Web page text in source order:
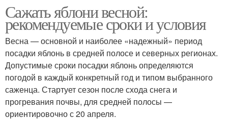
Сажать яблони весной:
рекомендуемые сроки и условия
Весна — основной и наиболее «надежный» период
посадки яблонь в средней полосе и северных регионах.
Допустимые сроки посадки яблонь определяются
погодой в каждый конкретный год и типом выбранного
саженца. Стартует сезон после схода снега и
прогревания почвы, для средней полосы —
ориентировочно с 20 апреля.